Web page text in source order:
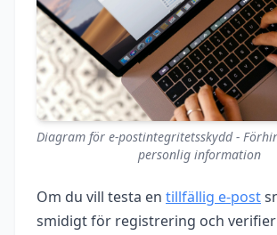
Diagram för e-postintegritetsskydd -
personlig information
Om du vill testa en tillfällig e‑post
smidigt för registrering och